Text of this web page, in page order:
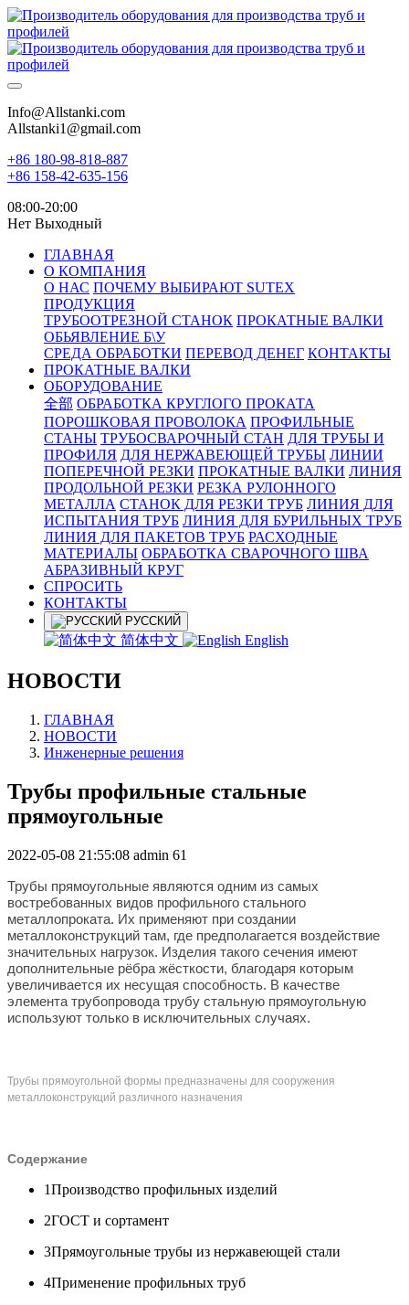
Info@Allstanki.com
Allstanki1@gmail.com
+86 180-98-818-887
+86 158-42-635-156
08:00-20:00
Нет Выходный
ГЛАВНАЯ
О КОМПАНИЯ
О НАС ПОЧЕМУ ВЫБИРАЮТ SUTEX
ПРОДУКЦИЯ
ТРУБООТРЕЗНОЙ СТАНОК ПРОКАТНЫЕ ВАЛКИ
ОБЬЯВЛЕНИЕ Б\У
СРЕДА ОБРАБОТКИ ПЕРЕВОД ДЕНЕГ КОНТАКТЫ
ПРОКАТНЫЕ ВАЛКИ
ОБОРУДОВАНИЕ
全部 ОБРАБОТКА КРУГЛОГО ПРОКАТА
ПОРОШКОВАЯ ПРОВОЛОКА ПРОФИЛЬНЫЕ
СТАНЫ ТРУБОСВАРОЧНЫЙ СТАН ДЛЯ ТРУБЫ И
ПРОФИЛЯ ДЛЯ НЕРЖАВЕЮЩЕЙ ТРУБЫ ЛИНИИ
ПОПЕРЕЧНОЙ РЕЗКИ ПРОКАТНЫЕ ВАЛКИ ЛИНИЯ
ПРОДОЛЬНОЙ РЕЗКИ РЕЗКА РУЛОННОГО
МЕТАЛЛА СТАНОК ДЛЯ РЕЗКИ ТРУБ ЛИНИЯ ДЛЯ
ИСПЫТАНИЯ ТРУБ ЛИНИЯ ДЛЯ БУРИЛЬНЫХ ТРУБ
ЛИНИЯ ДЛЯ ПАКЕТОВ ТРУБ РАСХОДНЫЕ
МАТЕРИАЛЫ OБРАБОТКА СВАРОЧНОГО ШВА
АБРАЗИВНЫЙ КРУГ
СПРОСИТЬ
КОНТАКТЫ
РУССКИЙ
简体中文 English
НОВОСТИ
ГЛАВНАЯ
НОВОСТИ
Инженерные решения
Трубы профильные стальные
прямоугольные
2022-05-08 21:55:08 admin 61
Трубы прямоугольные являются одним из самых
востребованных видов профильного стального
металлопроката. Их применяют при создании
металлоконструкций там, где предполагается воздействие
значительных нагрузок. Изделия такого сечения имеют
дополнительные рёбра жёсткости, благодаря которым
увеличивается их несущая способность. В качестве
элемента трубопровода трубу стальную прямоугольную
используют только в исключительных случаях.
Трубы прямоугольной формы предназначены для сооружения
металлоконструкций различного назначения
Содержание
1Производство профильных изделий
2ГОСТ и сортамент
3Прямоугольные трубы из нержавеющей стали
4Применение профильных труб